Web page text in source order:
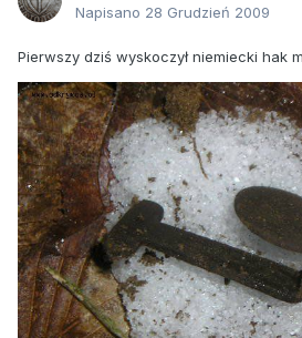
Napisano 28 Grudzień 2009
Pierwszy dziś wyskoczył niemiecki hak